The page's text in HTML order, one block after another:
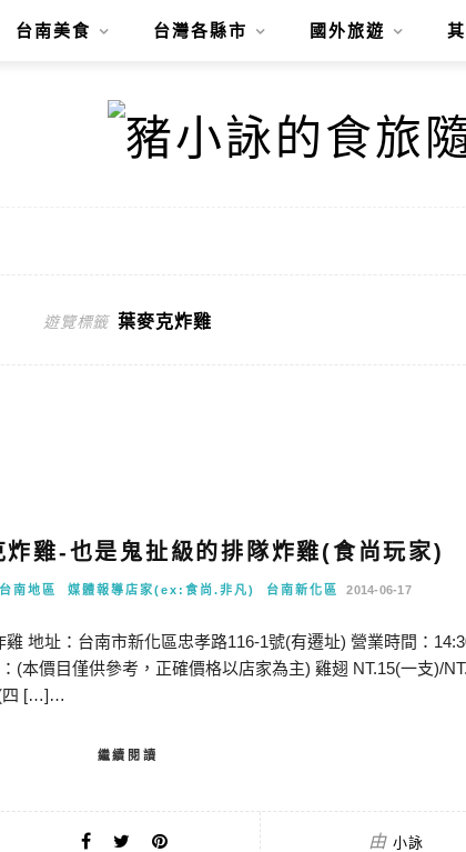
台南美食 台灣各縣市 國外旅遊
遊覽標籤 葉麥克炸雞
雞-也是鬼扯級的排隊炸雞(食尚玩家)
台南地區 媒體報導店家(ex:食尚.非凡) 台南新化區 2014-06-17
址：台南市新化區忠孝路116-1號(有遷址) 營業時間：
(本價目僅供參考，正確價格以店家為主) 雞翅 NT.15(一支)/
四 […]…
繼續閱讀
由 小詠